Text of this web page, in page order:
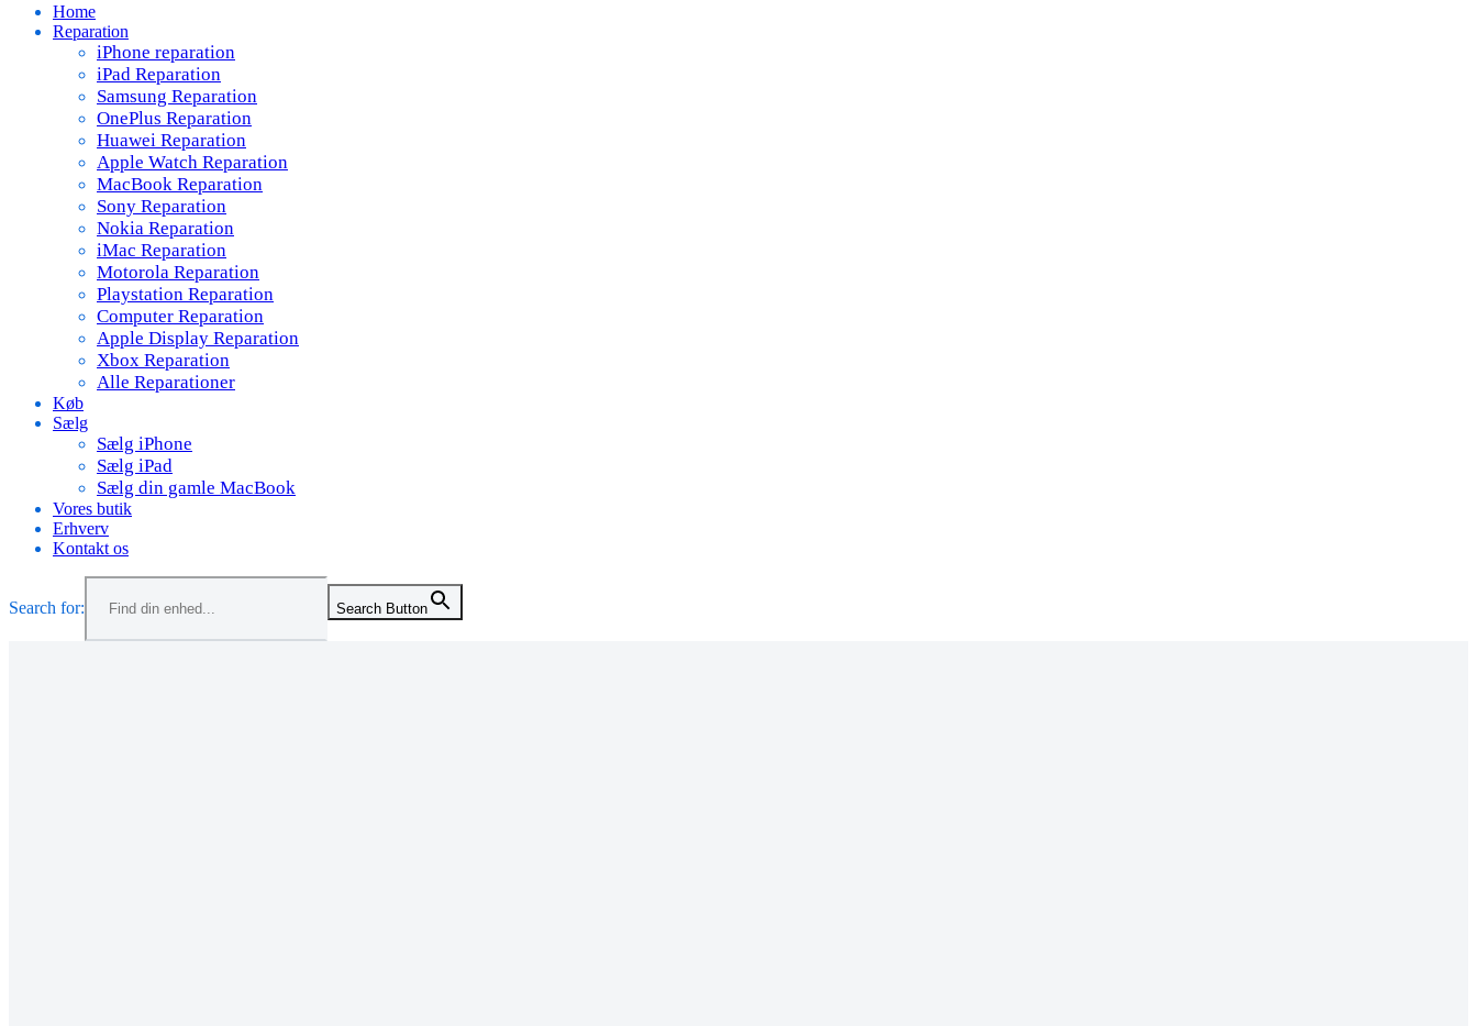
Menu
Home
Reparation
iPhone reparation
iPad Reparation
Samsung Reparation
OnePlus Reparation
Huawei Reparation
Apple Watch Reparation
MacBook Reparation
Sony Reparation
Nokia Reparation
iMac Reparation
Motorola Reparation
Playstation Reparation
Computer Reparation
Apple Display Reparation
Xbox Reparation
Alle Reparationer
Køb
Sælg
Sælg iPhone
Sælg iPad
Sælg din gamle MacBook
Vores butik
Erhverv
Kontakt os
Search for: Search Button